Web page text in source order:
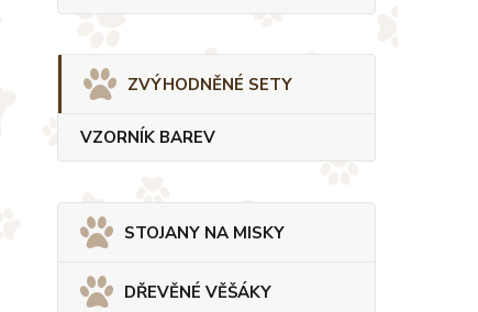
ZVÝHODNĚNÉ SETY
VZORNÍK BAREV
STOJANY NA MISKY
DŘEVĚNÉ VĚŠÁKY